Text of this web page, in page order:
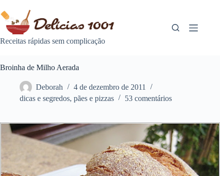
para
conteúdo
Receitas rápidas sem complicação
Broinha de Milho Aerada
Deborah
4 de dezembro de 2011
dicas e segredos, pães e pizzas 53 comentários